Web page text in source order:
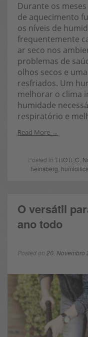
Durante os
de aquecimento
os níveis de
frequentemente
ar seco nos
problemas de
olhos secos e
resfriados. Um
melhorar o clima
humidade
respiratório e
Read More
Posted in TROTEC
heinsberg
O versátil
ano todo
Posted on 20. Novembro